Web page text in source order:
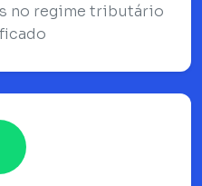
no regime tributário